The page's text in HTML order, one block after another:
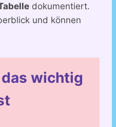
dokumentiert.
und können
wichtig